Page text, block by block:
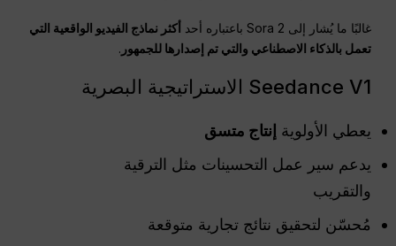
غالبًا ما يُشار إلى Sora 2 باعتباره أحد
أكثر نماذج الفيديو الواقعية التي
تعمل بالذكاء الاصطناعي والتي تم إصدارها للجمهور .
Seedance V1 الاستراتيجية البصرية
يعطي الأولوية إنتاج متسق
يدعم سير عمل التحسينات مثل الترقية
والتقريب
مُحسّن لتحقيق نتائج تجارية متوقعة